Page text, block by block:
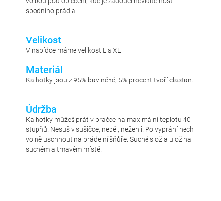
spodního prádla.
Velikost
V nabídce máme velikost L a XL
Materiál
Kalhotky jsou z 95% bavlněné, 5% procent tvoří elastan.
Údržba
Kalhotky můžeš prát v pračce na maximální teplotu 40
stupňů. Nesuš v sušičce, neběl, nežehli. Po vyprání nech
volně uschnout na prádelní šňůře. Suché slož a ulož na
suchém a tmavém místě.